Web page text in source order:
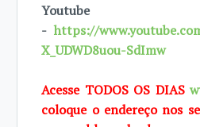
Youtube
-https://
X_UDWD8uou-SdImw
Acesse TODOS OS DIAS
coloque o endereço nos